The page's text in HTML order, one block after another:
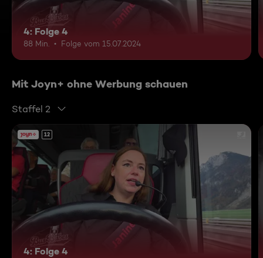
4: Folge 4
88 Min. Folge vom 15.07.2024
Mit Joyn+ ohne Werbung schauen
Staffel 2
12
4: Folge 4